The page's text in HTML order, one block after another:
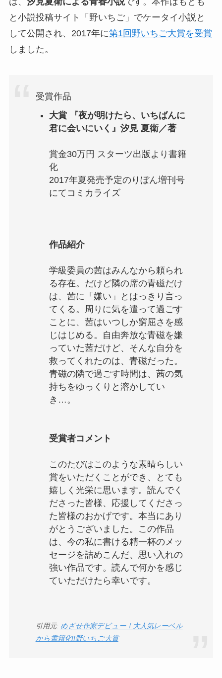
と小説投稿サイト「野いちご」でケータイ小説と
して公開され、2017年に第1回野いちご大賞を受賞
しました。
受賞作品
大賞『夜が明けたら、いちばんに
君に会いにいく 』汐見 夏衛／著
賞金30万円 スターツ出版より書籍
化
2017年夏発売予定のりぼん増刊号
にてコミカライズ
作品紹介
学級委員の茜はみんなから頼られ
る存在。だけど隣の席の青磁だけ
は、茜に「嫌い」とはっきり言っ
てくる。周りに気を遣って過ごす
ことに、茜はいつしか窮屈さを感
じはじめる。自由奔放な青磁を嫌
っていた茜だけど、そんな自分を
救ってくれたのは、青磁だった。
青磁の隣で過ごす時間は、茜の気
持ちをゆっくりと溶かしてい
き…。
受賞者コメント
このたびはこのような素晴らしい
賞をいただくことができ、とても
嬉しく光栄に思います。読んでく
ださった皆様、応援してくださっ
た皆様のおかげです。本当にあり
がとうございました。この作品
は、今の私に書ける精一杯のメッ
セージを詰めこんだ、思い入れの
強い作品です。読んで何かを感じ
ていただけたら幸いです。
引用元: めざせ作家デビュー！大人気レーベル
から書籍化!!野いちご大賞